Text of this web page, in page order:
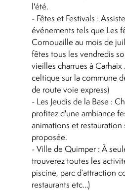
l'été.
- Fêtes et Festivals :
événements tels que Les
Cornouaille au mois de
fêtes tous les vendredis
vieilles charrues à
celtique sur la commune
de route voie express)
- Les Jeudis de la Base :
profitez d'une ambiance
animations et
proposée.
- Ville de Quimper : À
trouverez toutes les
piscine, parc d’attraction
restaurants etc…)